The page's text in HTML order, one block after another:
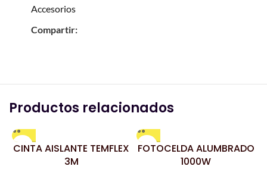
Accesorios
Compartir:
Productos relacionados
CINTA AISLANTE TEMFLEX
3M
FOTOCELDA ALUMBRADO
1000W